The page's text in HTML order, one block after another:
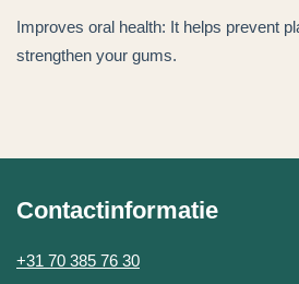
Improves oral health: It helps prevent
strengthen your gums.
Contactinformatie
+31 70 385 76 30